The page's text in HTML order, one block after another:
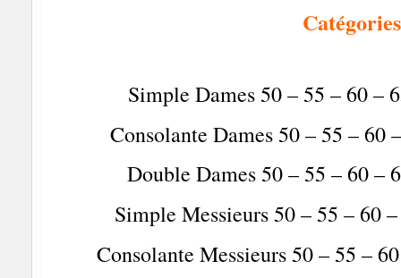
Simple Dames 50 – 55 – 60 –
Consolante Dames 50 – 55 – 60
Double Dames 50 – 55 – 60 –
Simple Messieurs 50 – 55 – 60
Consolante Messieurs 50 – 55 –